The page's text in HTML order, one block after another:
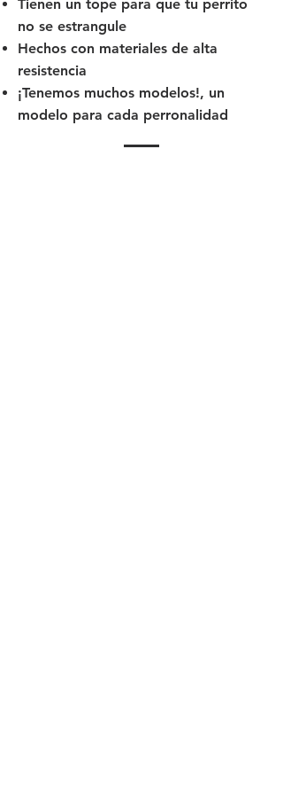
Tienen un tope para que tu perrito
no se estrangule
Hechos con materiales de alta
resistencia
¡Tenemos muchos modelos!, un
modelo para cada perronalidad